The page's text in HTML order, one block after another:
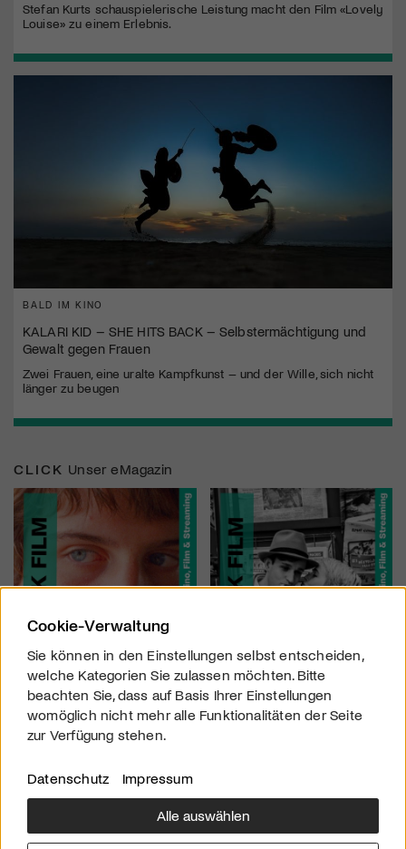
Stefan Kurts schauspielerische Leistung macht den Film «Lovely
Louise» zu einem Erlebnis.
BALD IM KINO
KALARI KID – SHE HITS BACK – Selbstermächtigung und
Gewalt gegen Frauen
Zwei Frauen, eine uralte Kampfkunst – und der Wille, sich nicht
länger zu beugen
CLICK Unser eMagazin
Über uns Downloads Impressum
Cookie-Verwaltung
Sie können in den Einstellungen selbst entscheiden,
welche Kategorien Sie zulassen möchten. Bitte
beachten Sie, dass auf Basis Ihrer Einstellungen
womöglich nicht mehr alle Funktionalitäten der Seite
zur Verfügung stehen.
Datenschutz Impressum
Alle auswählen